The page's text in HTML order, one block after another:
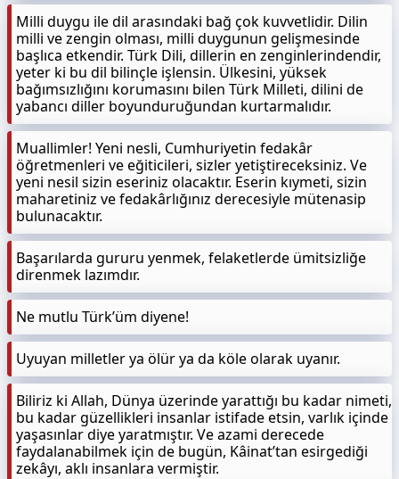
Milli duygu ile dil arasındaki bağ çok kuvvetlidir. Dilin
milli ve zengin olması, milli duygunun gelişmesinde
başlıca etkendir. Türk Dili, dillerin en zenginlerindendir,
yeter ki bu dil bilinçle işlensin. Ülkesini, yüksek
bağımsızlığını korumasını bilen Türk Milleti, dilini de
yabancı diller boyunduruğundan kurtarmalıdır.
Muallimler! Yeni nesli, Cumhuriyetin fedakâr
öğretmenleri ve eğiticileri, sizler yetiştireceksiniz. Ve
yeni nesil sizin eseriniz olacaktır. Eserin kıymeti, sizin
maharetiniz ve fedakârlığınız derecesiyle mütenasip
bulunacaktır.
Başarılarda gururu yenmek, felaketlerde ümitsizliğe
direnmek lazımdır.
Ne mutlu Türk’üm diyene!
Uyuyan milletler ya ölür ya da köle olarak uyanır.
Biliriz ki Allah, Dünya üzerinde yarattığı bu kadar nimeti,
bu kadar güzellikleri insanlar istifade etsin, varlık içinde
yaşasınlar diye yaratmıştır. Ve azami derecede
faydalanabilmek için de bugün, Kâinat’tan esirgediği
zekâyı, aklı insanlara vermiştir.